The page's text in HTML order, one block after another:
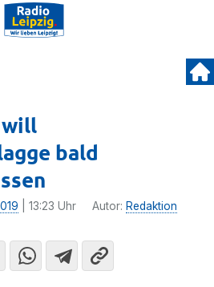
bald
| 13:23 Uhr Autor: Redaktion